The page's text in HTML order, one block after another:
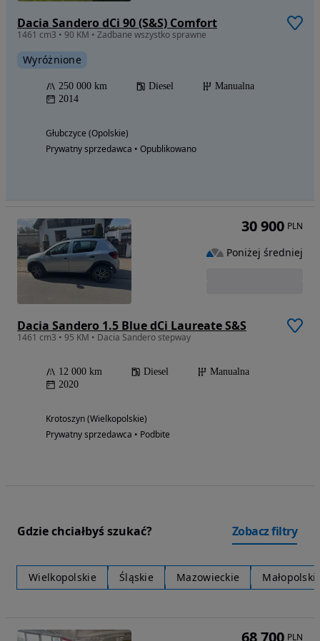
Dacia Sandero dCi 90 (S&S) Comfort
1461 cm3 • 90 KM • Zadbane wszystko sprawne
Wyróżnione
250 000 km Diesel
Manualna
2014
Głubczyce (Opolskie)
Prywatny sprzedawca • Opublikowano
Dacia Sandero 1.5 Blue dCi Laureate S&S
1461 cm3 • 95 KM • Dacia Sandero stepway
12 000 km Diesel
Manualna
2020
Krotoszyn (Wielkopolskie)
Prywatny sprzedawca • Podbite
30 900 PLN
Poniżej średniej
Gdzie chciałbyś szukać? Zobacz filtry
Wielkopolskie Śląskie Mazowieckie
PLN